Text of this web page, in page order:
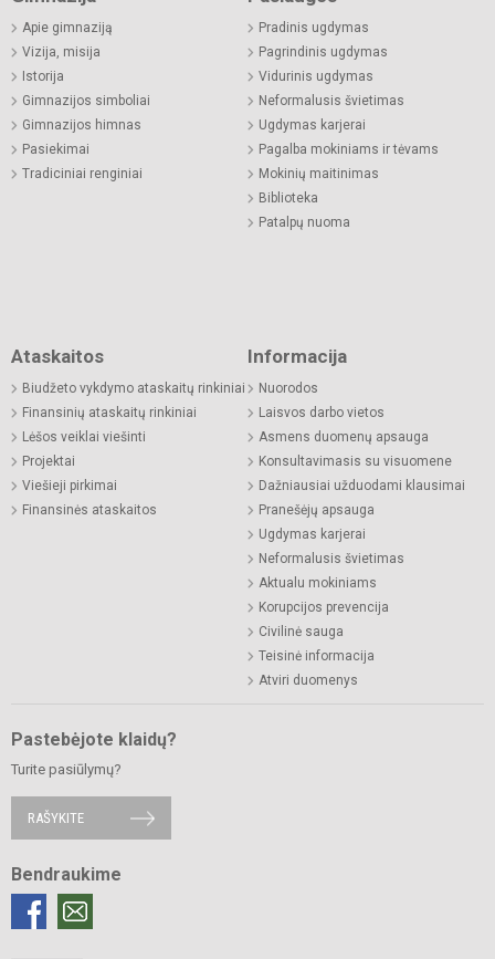
Apie gimnaziją
Vizija, misija
Istorija
Gimnazijos simboliai
Gimnazijos himnas
Pasiekimai
Tradiciniai renginiai
Pradinis ugdymas
Pagrindinis ugdymas
Vidurinis ugdymas
Neformalusis švietimas
Ugdymas karjerai
Pagalba mokiniams ir tėvams
Mokinių maitinimas
Biblioteka
Patalpų nuoma
Ataskaitos
Biudžeto vykdymo ataskaitų rinkiniai
Finansinių ataskaitų rinkiniai
Lėšos veiklai viešinti
Projektai
Viešieji pirkimai
Finansinės ataskaitos
Informacija
Nuorodos
Laisvos darbo vietos
Asmens duomenų apsauga
Konsultavimasis su visuomene
Dažniausiai užduodami klausimai
Pranešėjų apsauga
Ugdymas karjerai
Neformalusis švietimas
Aktualu mokiniams
Korupcijos prevencija
Civilinė sauga
Teisinė informacija
Atviri duomenys
Pastebėjote klaidų?
Turite pasiūlymų?
RAŠYKITE
Bendraukime